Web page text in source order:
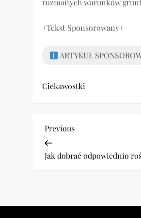
rozmaitych warunków
+Tekst Sponsorowany+
ARTYKUŁ
Ciekawostki
N
a
Previous
Post
Previous
Jak dobrać odpowiednio